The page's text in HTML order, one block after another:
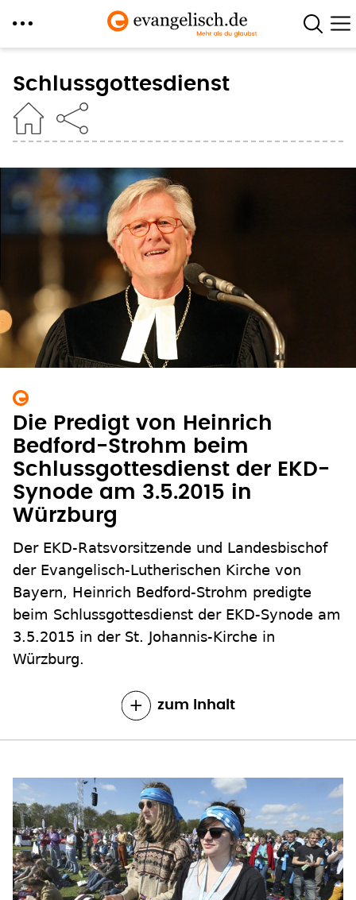
zum
Inhalt
Schlussgottesdienst
Die Predigt von Heinrich
Bedford-Strohm beim
Schlussgottesdienst der EKD-
Synode am 3.5.2015 in
Würzburg
Der EKD-Ratsvorsitzende und Landesbischof
der Evangelisch-Lutherischen Kirche von
Bayern, Heinrich Bedford-Strohm predigte
beim Schlussgottesdienst der EKD-Synode am
3.5.2015 in der St. Johannis-Kirche in
Würzburg.
zum Inhalt